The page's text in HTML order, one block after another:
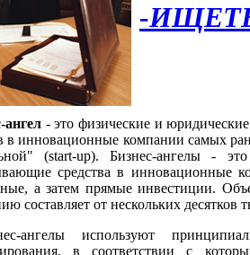
-
ангел - это физические и
в инновационные компании самых
(start-up). Бизнес-ангелы -
средства в инновационные
а затем прямые инвестиции.
составляет от нескольких десятков
ангелы используют
в соответствии с